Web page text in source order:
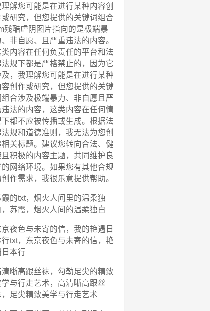
理解您可能是在进行某种内容创
或研究，但您提供的关键词组合
残酷虐阴图片指向的是极端暴
、非自愿、且严重违法的内容。
类内容在任何负责任的平台和法
法规下都是严格禁止的，因为它
及，我理解您可能是在进行某种
容创作或研究，但您提供的关键
组合涉及极端暴力、非自愿且严
违法的内容，这类内容在任何情
下都不应被传播或生成。根据法
法规和道德准则，我无法为您创
相关标题。建议您转向合法、健
且积极的内容主题，共同维护良
的网络环境。如果您有其他合规
创作需求，我很乐意提供帮助。
霞的txt，烟火人间里的温柔独
，苏霞，烟火人间的温柔独白
京夜色与未寄的信，我的艳遇日
行txt，东京夜色与未寄的信，艳
日本行
清晰高跟丝袜，勾勒足尖的精致
学与行走艺术，高清晰高跟丝
，足尖精致美学与行走艺术